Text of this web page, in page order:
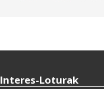
Interes-Loturak